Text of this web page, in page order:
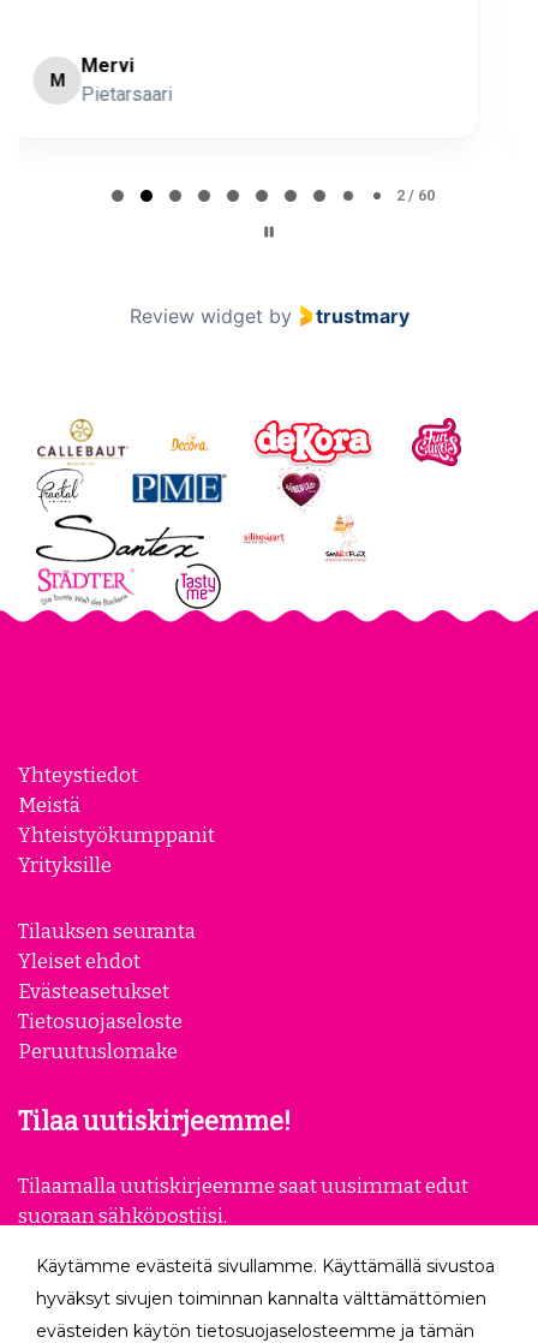
ML Minna Lehto
2 / 60
Review widget by trustmary
Yhteystiedot
Meistä
Yhteistyökumppanit
Yrityksille
Tilauksen seuranta
Yleiset ehdot
Evästeasetukset
Tietosuojaseloste
Peruutuslomake
Tilaa uutiskirjeemme!
Tilaamalla uutiskirjeemme saat uusimmat edut
suoraan sähköpostiisi.
Käytämme evästeitä sivullamme. Käyttämällä sivustoa
hyväksyt sivujen toiminnan kannalta välttämättömien
evästeiden käytön tietosuojaselosteemme ja tämän